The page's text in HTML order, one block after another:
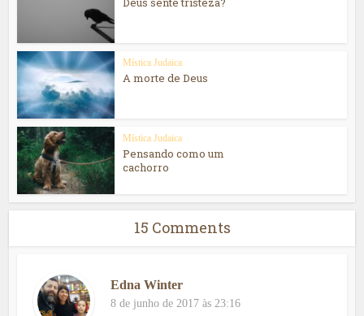
Mística Judaica
A morte de Deus
Mística Judaica
Pensando como um
cachorro
15 Comments
Edna Winter
8 de junho de 2017 às 23:16